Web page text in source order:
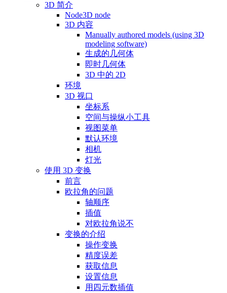
3D 简介
Node3D node
3D 内容
Manually authored models (using 3D
modeling software)
生成的几何体
即时几何体
3D 中的 2D
环境
3D 视口
坐标系
空间与操纵小工具
视图菜单
默认环境
相机
灯光
使用 3D 变换
前言
欧拉角的问题
轴顺序
插值
对欧拉角说不
变换的介绍
操作变换
精度误差
获取信息
设置信息
用四元数插值